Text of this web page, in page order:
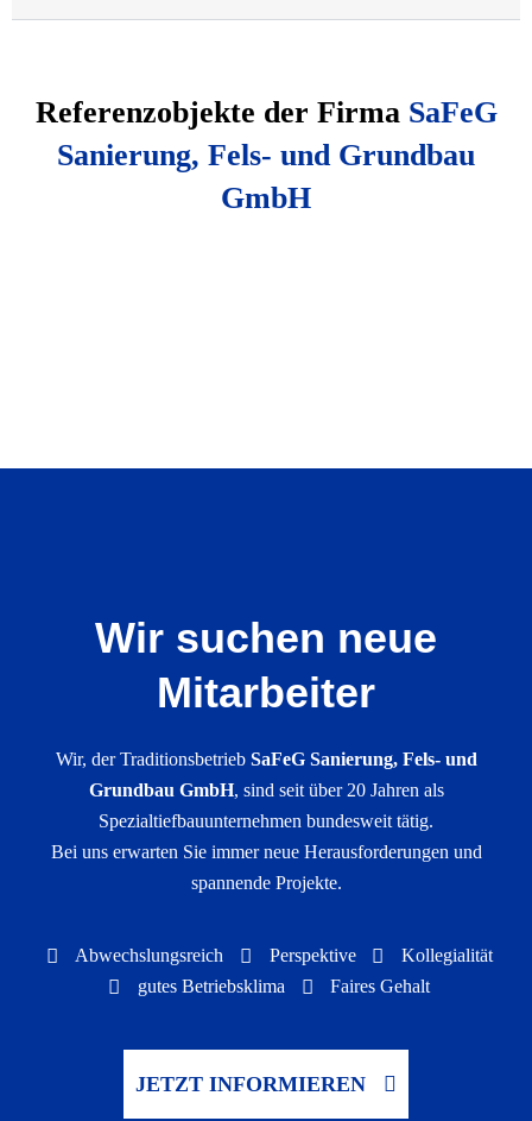
Referenzobjekte der Firma SaFeG
Sanierung, Fels- und Grundbau
GmbH
Wir suchen neue
Mitarbeiter
Wir, der Traditionsbetrieb SaFeG Sanierung, Fels- und
Grundbau GmbH, sind seit über 20 Jahren als
Spezialtiefbauunternehmen bundesweit tätig.
Bei uns erwarten Sie immer neue Herausforderungen und
spannende Projekte.
Abwechslungs­reich Perspektive
Kollegialität
gutes Betriebsklima
Faires Gehalt
JETZT INFORMIEREN